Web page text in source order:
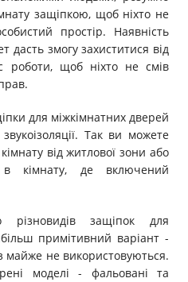
защіпкою, щоб ніхто не
простір. Наявність
дасть змогу захиститися від
роботи, щоб ніхто не смів
для міжкімнатних дверей
Так ви можете
від житлової зони або
кімнату, де включений
защіпок для
примітивний варіант -
майже не використовуються.
моделі - фальовані та